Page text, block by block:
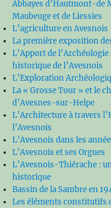
Abbayes d’Hautmont-de
Maubeuge et de Liessies
L’agriculture en Avesnois
La première exposition
L’Apport de
historique de l’Avesnois
L’Exploration
La « Grosse Tour » et le
d’Avesnes-sur-Helpe
L’Architecture à travers
l’Avesnois
L’Avesnois dans les
L’Avesnois et ses Orgues
L’Avesnois-Thiérache :
historique
Bassin de la Sambre en
Les éléments constitutifs